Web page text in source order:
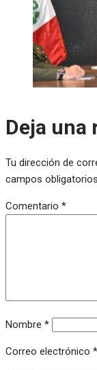
Deja una
Tu dirección de
campos
Comentario *
Nombre *
Correo electrónico *